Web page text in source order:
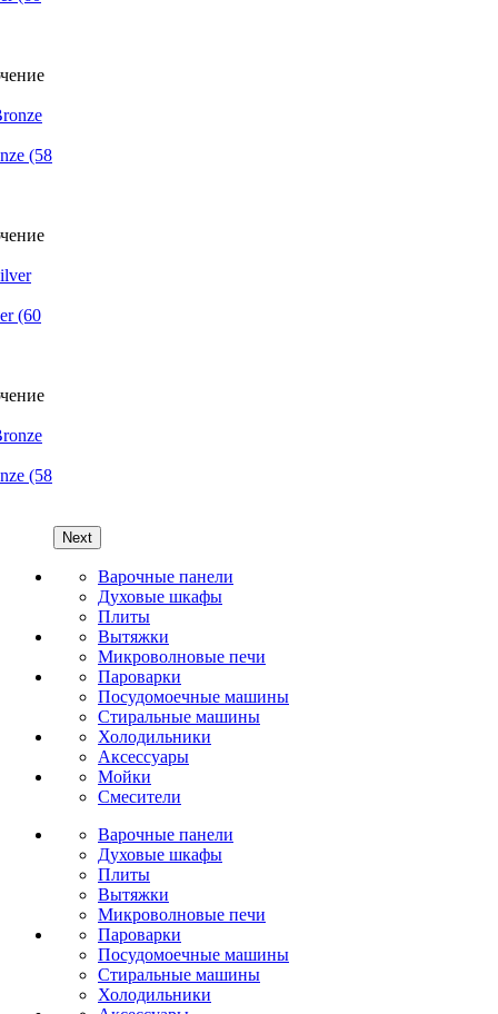
(58
(60
(58
Next
Варочные панели
Духовые шкафы
Плиты
Вытяжки
Микроволновые печи
Пароварки
Посудомоечные машины
Стиральные машины
Холодильники
Аксессуары
Мойки
Cмесители
Варочные панели
Духовые шкафы
Плиты
Вытяжки
Микроволновые печи
Пароварки
Посудомоечные машины
Стиральные машины
Холодильники